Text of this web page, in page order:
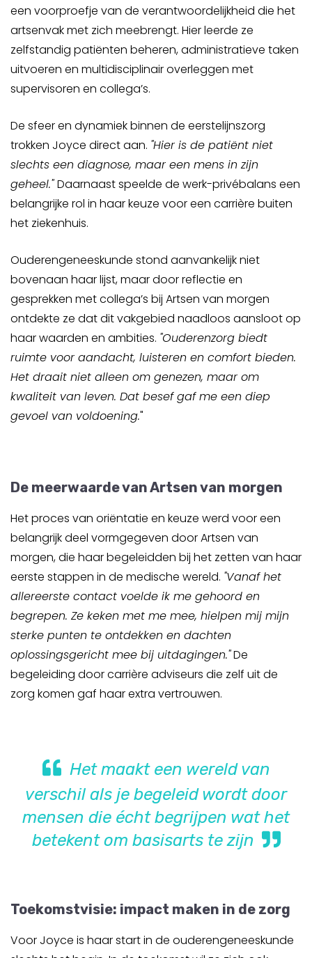
een voorproefje van de verantwoordelijkheid die het
artsenvak met zich meebrengt. Hier leerde ze
zelfstandig patiënten beheren, administratieve taken
uitvoeren en multidisciplinair overleggen met
supervisoren en collega’s.
De sfeer en dynamiek binnen de eerstelijnszorg
trokken Joyce direct aan. "Hier is de patiënt niet
slechts een diagnose, maar een mens in zijn
geheel." Daarnaast speelde de werk-privébalans een
belangrijke rol in haar keuze voor een carrière buiten
het ziekenhuis.
Ouderengeneeskunde stond aanvankelijk niet
bovenaan haar lijst, maar door reflectie en
gesprekken met collega’s bij Artsen van morgen
ontdekte ze dat dit vakgebied naadloos aansloot op
haar waarden en ambities. "Ouderenzorg biedt
ruimte voor aandacht, luisteren en comfort bieden.
Het draait niet alleen om genezen, maar om
kwaliteit van leven. Dat besef gaf me een diep
gevoel van voldoening."
De meerwaarde van Artsen van morgen
Het proces van oriëntatie en keuze werd voor een
belangrijk deel vormgegeven door Artsen van
morgen, die haar begeleidden bij het zetten van haar
eerste stappen in de medische wereld. "Vanaf het
allereerste contact voelde ik me gehoord en
begrepen. Ze keken met me mee, hielpen mij mijn
sterke punten te ontdekken en dachten
oplossingsgericht mee bij uitdagingen."De
begeleiding door carrière adviseurs die zelf uit de
zorg komen gaf haar extra vertrouwen.
Het maakt een wereld van
verschil als je begeleid wordt door
mensen die écht begrijpen wat het
betekent om basisarts te zijn
Toekomstvisie: impact maken in de zorg
Voor Joyce is haar start in de ouderengeneeskunde